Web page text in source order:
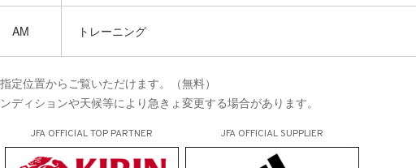
AM トレーニング
定位置からご覧いただけます。（無料）
ディションや天候等により急きょ変更する場合があります。
JFA OFFICIALTOP PARTNER JFA OFFICIAL SUPPLIER